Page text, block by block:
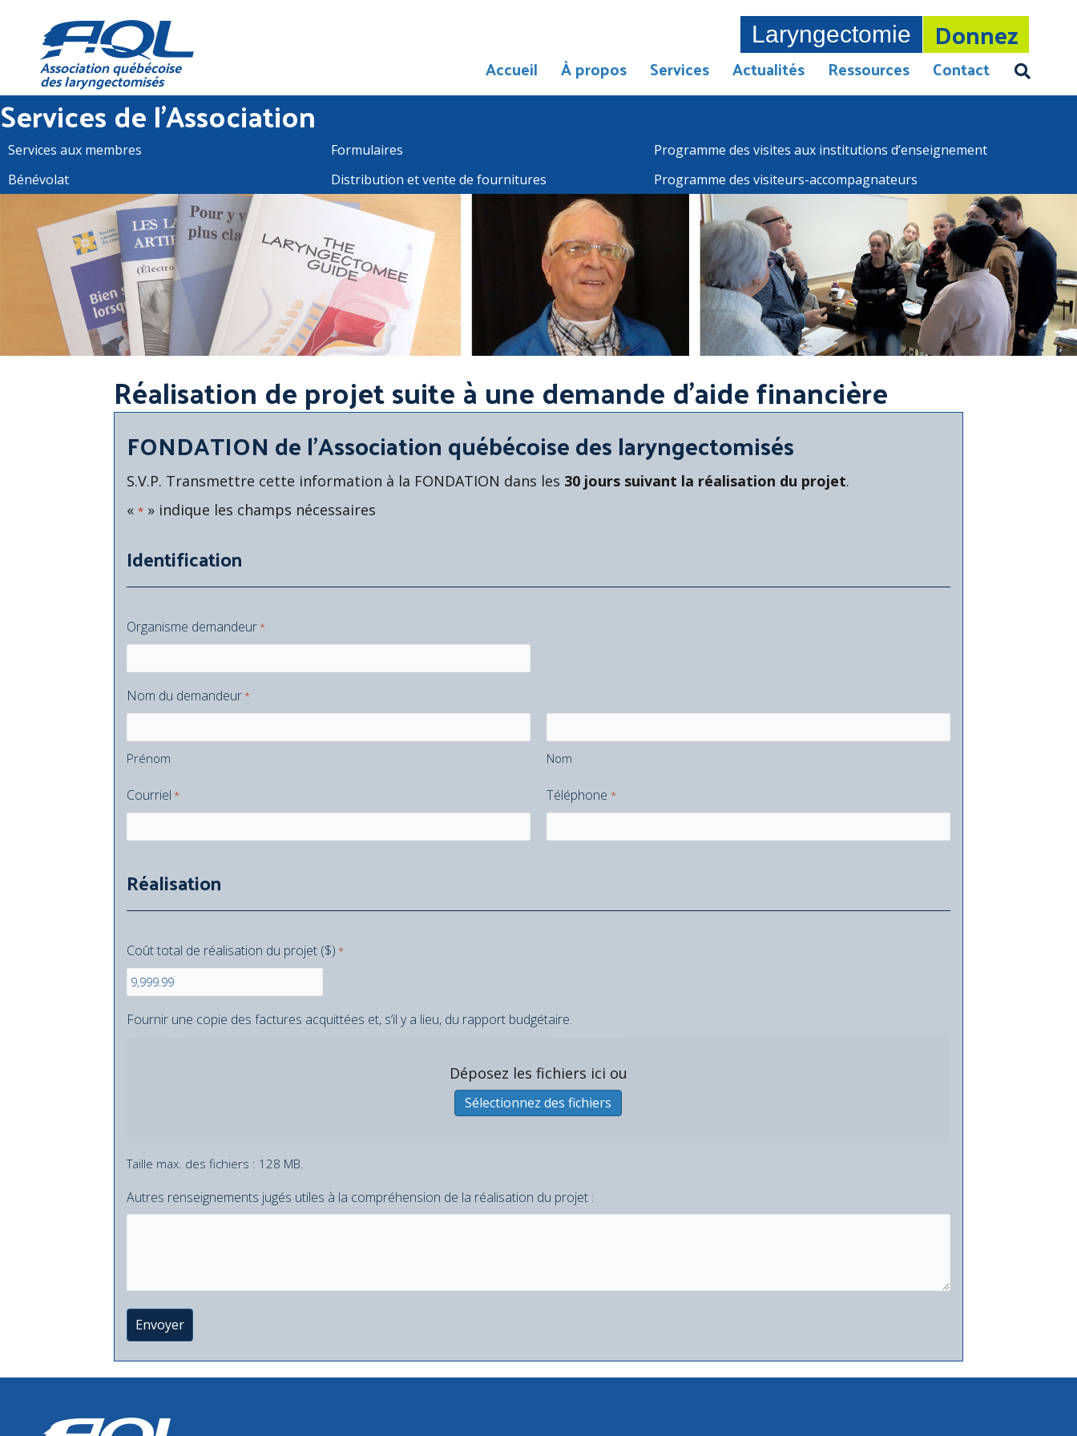
Association québécoise
des laryngectomisés
Laryngectomie Donnez
Accueil À propos Services Actualités Ressources Contact
Services de l'Association
Services aux membres
Bénévolat
Formulaires
Distribution et vente de fournitures
Programme des visites aux institutions d’enseignement
Programme des visiteurs-accompagnateurs
Réalisation de projet suite à une demande d'aide financière
FONDATION de l’Association québécoise des laryngectomisés
S.V.P. Transmettre cette information à la FONDATION dans les 30 jours suivant la réalisation du projet.
« * » indique les champs nécessaires
Identification
Organisme demandeur*
Nom du demandeur*
Prénom Nom
Courriel * Téléphone *
Réalisation
Coût total de réalisation du projet ($) *
Fournir une copie des factures acquittées et, s’il y a lieu, du rapport budgétaire.
Déposez les fichiers ici ou
Sélectionnez des fichiers
Taille max. des fichiers : 128 MB.
Autres renseignements jugés utiles à la compréhension de la réalisation du projet :